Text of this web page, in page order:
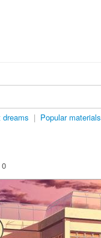
dreams | Popular materials
0